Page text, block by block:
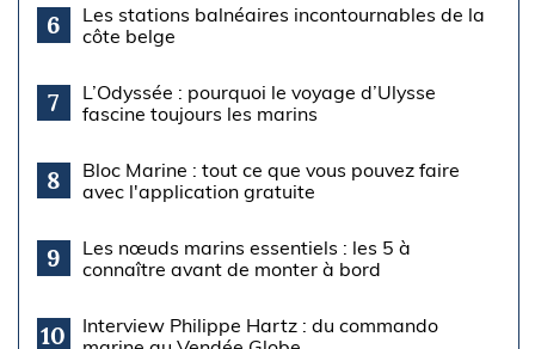
6
Les stations balnéaires incontournables de la
côte belge
7
L’Odyssée : pourquoi le voyage d’Ulysse
fascine toujours les marins
8
Bloc Marine : tout ce que vous pouvez faire
avec l'application gratuite
9
Les nœuds marins essentiels : les 5 à
connaître avant de monter à bord
10
Interview Philippe Hartz : du commando